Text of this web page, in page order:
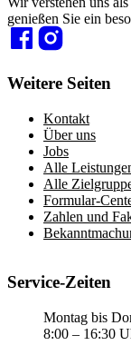
genießen Sie ein
Weitere Seiten
Kontakt
Über uns
Jobs
Alle
Alle
Formular-
Zahlen und
Service-Zeiten
Montag bis
8:00 – 16:30